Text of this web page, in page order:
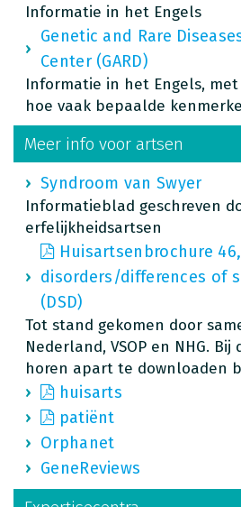
Informatie in het Engels
Genetic and Rare
Center (GARD)
Informatie in het Engels,
hoe vaak bepaalde
Meer info voor artsen
Syndroom van Swyer
Informatieblad geschreven
erfelijkheidsartsen
Huisartsenbrochure
disorders/differences of
(DSD)
Tot stand gekomen door
Nederland, VSOP en NHG. Bij
horen apart te downloaden
huisarts
patiënt
Orphanet
GeneReviews